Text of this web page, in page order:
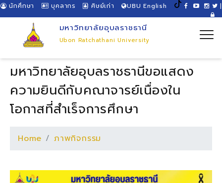
นักศึกษา บุคลากร ศิษย์เก่า UBU English |
มหาวิทยาลัยอุบลราชธานี
Ubon Ratchathani University
มหาวิทยาลัยอุบลราชธานีขอแสดง
ความยินดีกับคณาจารย์เนื่องใน
โอกาสที่สำเร็จการศึกษา
Home ภาพกิจกรรม